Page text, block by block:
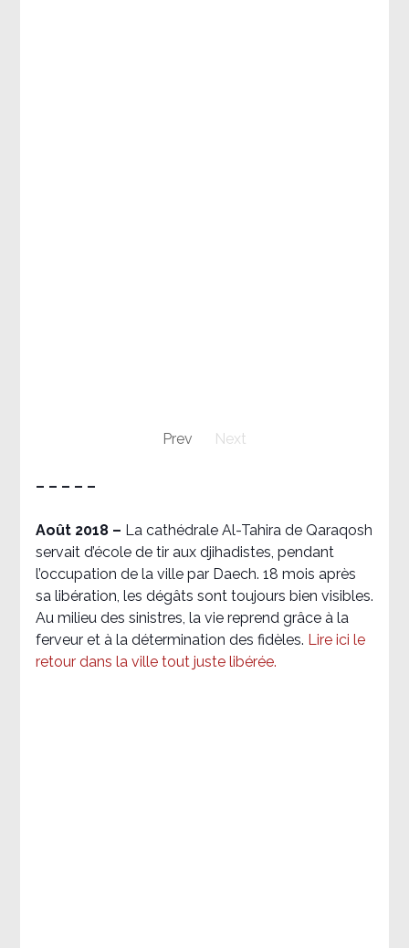
Prev Next
– – – – –
Août 2018 – La cathédrale Al-Tahira de Qaraqosh
servait d’école de tir aux djihadistes, pendant
l’occupation de la ville par Daech. 18 mois après
sa libération, les dégâts sont toujours bien visibles.
Au milieu des sinistres, la vie reprend grâce à la
ferveur et à la détermination des fidèles. Lire ici le
retour dans la ville tout juste libérée.